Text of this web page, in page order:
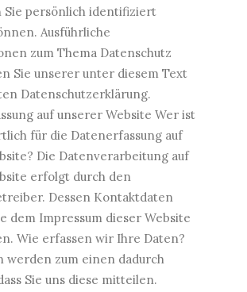
Sie persönlich identifiziert
Ausführliche
zum Thema Datenschutz
Sie unserer unter diesem Text
Datenschutzerklärung.
auf unserer Website Wer ist
für die Datenerfassung auf
Die Datenverarbeitung auf
erfolgt durch den
Dessen Kontaktdaten
dem Impressum dieser Website
Wie erfassen wir Ihre Daten?
werden zum einen dadurch
Sie uns diese mitteilen.